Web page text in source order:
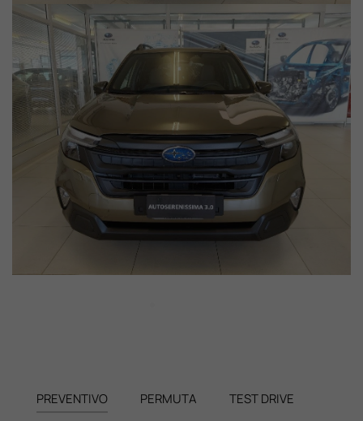
PREVENTIVO PERMUTA TEST DRIVE